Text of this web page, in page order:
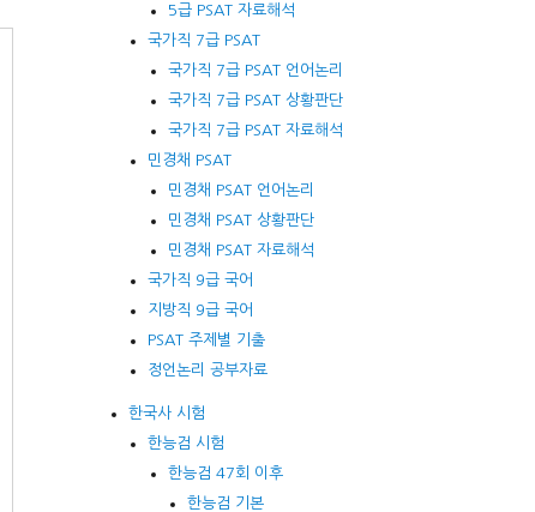
5급 PSAT 자료해석
국가직 7급 PSAT
국가직 7급 PSAT 언어논리
국가직 7급 PSAT 상황판단
국가직 7급 PSAT 자료해석
민경채 PSAT
민경채 PSAT 언어논리
민경채 PSAT 상황판단
민경채 PSAT 자료해석
국가직 9급 국어
지방직 9급 국어
PSAT 주제별 기출
정언논리 공부자료
한국사 시험
한능검 시험
한능검 47회 이후
한능검 기본